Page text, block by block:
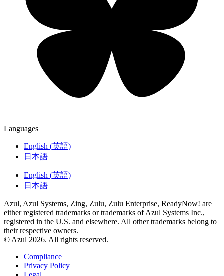
Languages
English (英語)
日本語
English (英語)
日本語
Azul, Azul Systems, Zing, Zulu, Zulu Enterprise, ReadyNow! are
either registered trademarks or trademarks of Azul Systems Inc.,
registered in the U.S. and elsewhere. All other trademarks belong to
their respective owners.
© Azul 2026. All rights reserved.
Compliance
Privacy Policy